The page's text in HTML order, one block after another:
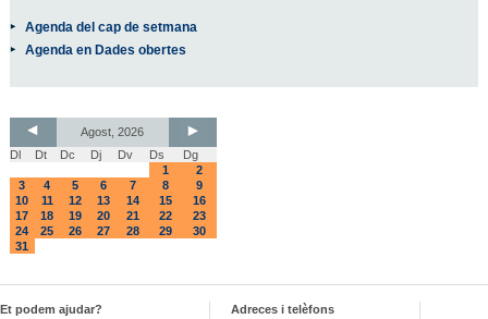
Agenda del cap de setmana
Agenda en Dades obertes
Agost, 2026
Dl
Dt Dc Dj Dv Ds
Dg
1
2
3
4 5 6 7 8
9
10
11 12 13 14 15
16
17
18 19 20 21 22
23
24
25 26 27 28 29
30
31
Et podem ajudar?
Adreces i telèfons